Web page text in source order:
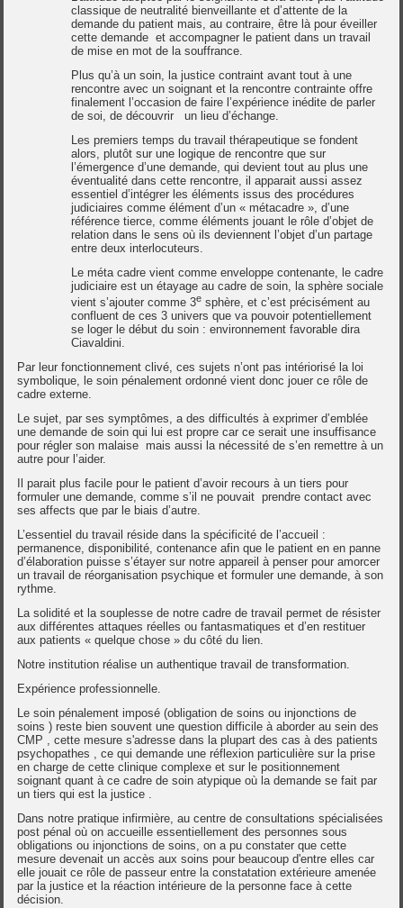
classique de neutralité bienveillante et d’attente de la
demande du patient mais, au contraire, être là pour éveiller
cette demande et accompagner le patient dans un travail
de mise en mot de la souffrance.
Plus qu’à un soin, la justice contraint avant tout à une
rencontre avec un soignant et la rencontre contrainte offre
finalement l’occasion de faire l’expérience inédite de parler
de soi, de découvrir un lieu d’échange.
Les premiers temps du travail thérapeutique se fondent
alors, plutôt sur une logique de rencontre que sur
l’émergence d’une demande, qui devient tout au plus une
éventualité dans cette rencontre, il apparait aussi assez
essentiel d’intégrer les éléments issus des procédures
judiciaires comme élément d’un « métacadre », d’une
référence tierce, comme éléments jouant le rôle d’objet de
relation dans le sens où ils deviennent l’objet d’un partage
entre deux interlocuteurs.
Le méta cadre vient comme enveloppe contenante, le cadre
judiciaire est un étayage au cadre de soin, la sphère sociale
vient s’ajouter comme 3e sphère, et c’est précisément au
confluent de ces 3 univers que va pouvoir potentiellement
se loger le début du soin : environnement favorable dira
Ciavaldini.
Par leur fonctionnement clivé, ces sujets n’ont pas intériorisé la loi
symbolique, le soin pénalement ordonné vient donc jouer ce rôle de
cadre externe.
Le sujet, par ses symptômes, a des difficultés à exprimer d’emblée
une demande de soin qui lui est propre car ce serait une insuffisance
pour régler son malaise mais aussi la nécessité de s’en remettre à un
autre pour l’aider.
Il parait plus facile pour le patient d’avoir recours à un tiers pour
formuler une demande, comme s’il ne pouvait prendre contact avec
ses affects que par le biais d’autre.
L’essentiel du travail réside dans la spécificité de l’accueil :
permanence, disponibilité, contenance afin que le patient en en panne
d’élaboration puisse s’étayer sur notre appareil à penser pour amorcer
un travail de réorganisation psychique et formuler une demande, à son
rythme.
La solidité et la souplesse de notre cadre de travail permet de résister
aux différentes attaques réelles ou fantasmatiques et d’en restituer
aux patients « quelque chose » du côté du lien.
Notre institution réalise un authentique travail de transformation.
Expérience professionnelle.
Le soin pénalement imposé (obligation de soins ou injonctions de
soins ) reste bien souvent une question difficile à aborder au sein des
CMP , cette mesure s'adresse dans la plupart des cas à des patients
psychopathes , ce qui demande une réflexion particulière sur la prise
en charge de cette clinique complexe et sur le positionnement
soignant quant à ce cadre de soin atypique où la demande se fait par
un tiers qui est la justice .
Dans notre pratique infirmière, au centre de consultations spécialisées
post pénal où on accueille essentiellement des personnes sous
obligations ou injonctions de soins, on a pu constater que cette
mesure devenait un accès aux soins pour beaucoup d'entre elles car
elle jouait ce rôle de passeur entre la constatation extérieure amenée
par la justice et la réaction intérieure de la personne face à cette
décision.